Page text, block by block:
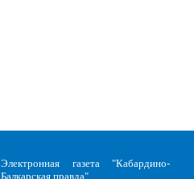
Электронная газета "Кабардино-
Балкарская правда"